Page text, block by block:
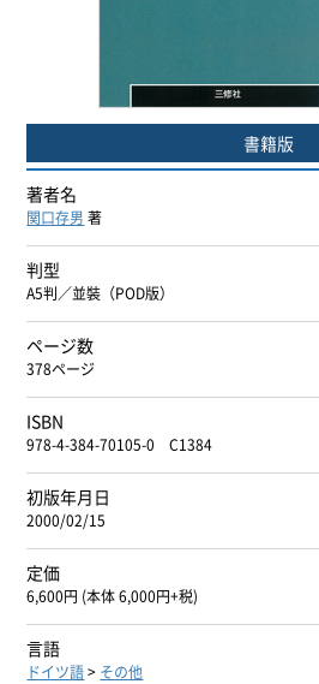
アジア諸語
日本語
書籍版
著者名
関口存男 著
判型
A5判／並裝（POD版）
ページ数
378ページ
ISBN
978-4-384-70105-0 C1384
初版年月日
2000/02/15
定価
6,600円 (本体 6,000円+税)
言語
ドイツ語> その他